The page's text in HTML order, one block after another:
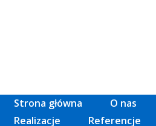
Strona główna O nas
Realizacje
Referencje